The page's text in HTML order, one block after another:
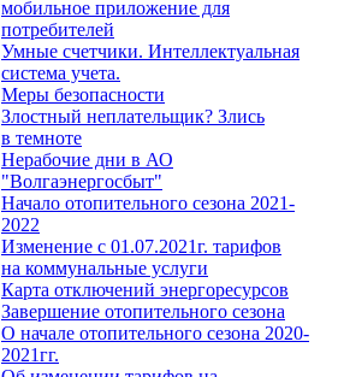
мобильное приложение для
потребителей
Умные счетчики. Интеллектуальная
система учета.
Меры безопасности
Злостный неплательщик? Злись
в темноте
Нерабочие дни в АО
"Волгаэнергосбыт"
Начало отопительного сезона 2021-
2022
Изменение с 01.07.2021г. тарифов
на коммунальные услуги
Карта отключений энергоресурсов
Завершение отопительного сезона
О начале отопительного сезона 2020-
2021гг.